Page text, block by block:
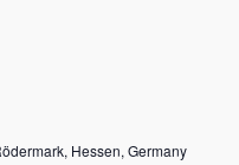
Hessen, Germany